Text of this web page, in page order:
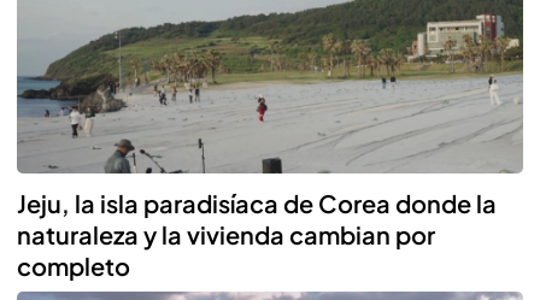
Jeju, la isla paradisíaca de Corea donde la
naturaleza y la vivienda cambian por
completo